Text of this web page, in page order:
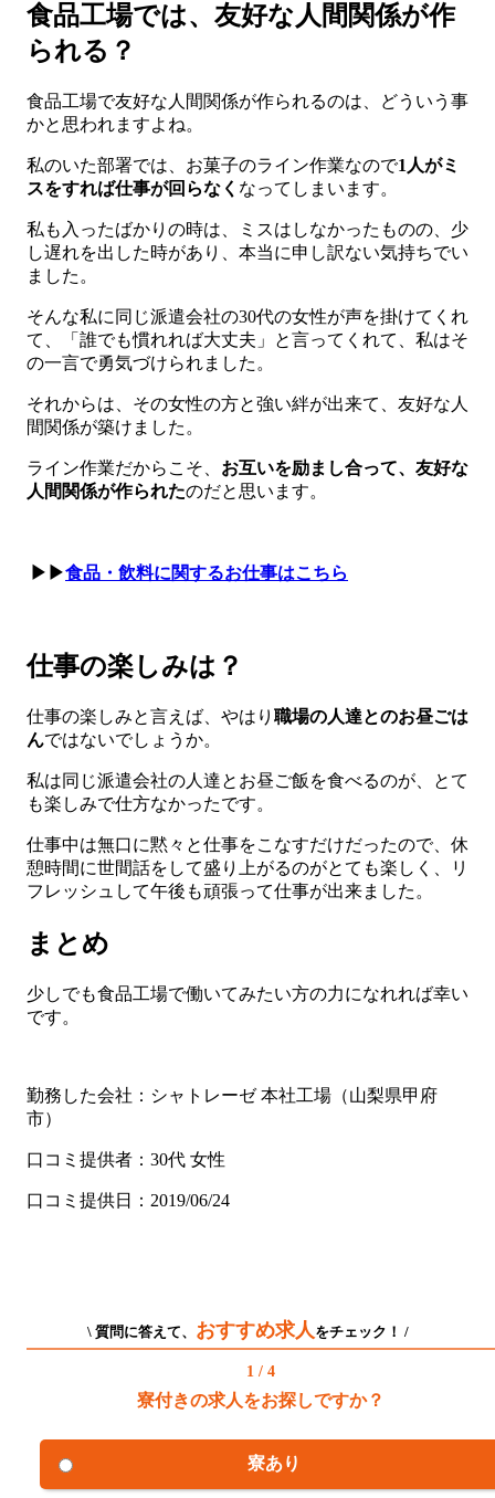
食品工場では、友好な人間関係が作
られる？
食品工場で友好な人間関係が作られるのは、どういう事
かと思われますよね。
私のいた部署では、お菓子のライン作業なので1人がミ
スをすれば仕事が回らなく なってしまいます。
私も入ったばかりの時は、ミスはしなかったものの、少
し遅れを出した時があり、本当に申し訳ない気持ちでい
ました。
そんな私に同じ派遣会社の30代の女性が声を掛けてくれ
て、「誰でも慣れれば大丈夫」と言ってくれて、私はそ
の一言で勇気づけられました。
それからは、その女性の方と強い絆が出来て、友好な人
間関係が築けました。
ライン作業だからこそ、 お互いを励まし合って、友好な
人間関係が作られたのだと思います。
▶▶食品・飲料に関するお仕事はこちら
仕事の楽しみは？
仕事の楽しみと言えば、やはり 職場の人達とのお昼ごは
んではないでしょうか。
私は同じ派遣会社の人達とお昼ご飯を食べるのが、とて
も楽しみで仕方なかったです。
仕事中は無口に黙々と仕事をこなすだけだったので、休
憩時間に世間話をして盛り上がるのがとても楽しく、リ
フレッシュして午後も頑張って仕事が出来ました。
まとめ
少しでも食品工場で働いてみたい方の力になれれば幸い
です。
勤務した会社：シャトレーゼ 本社工場（山梨県甲府
市）
口コミ提供者：30代 女性
口コミ提供日：2019/06/24
\ 質問に答えて、 おすすめ求人 をチェック！ /
1 / 4
寮付きの求人をお探しですか？
寮あり